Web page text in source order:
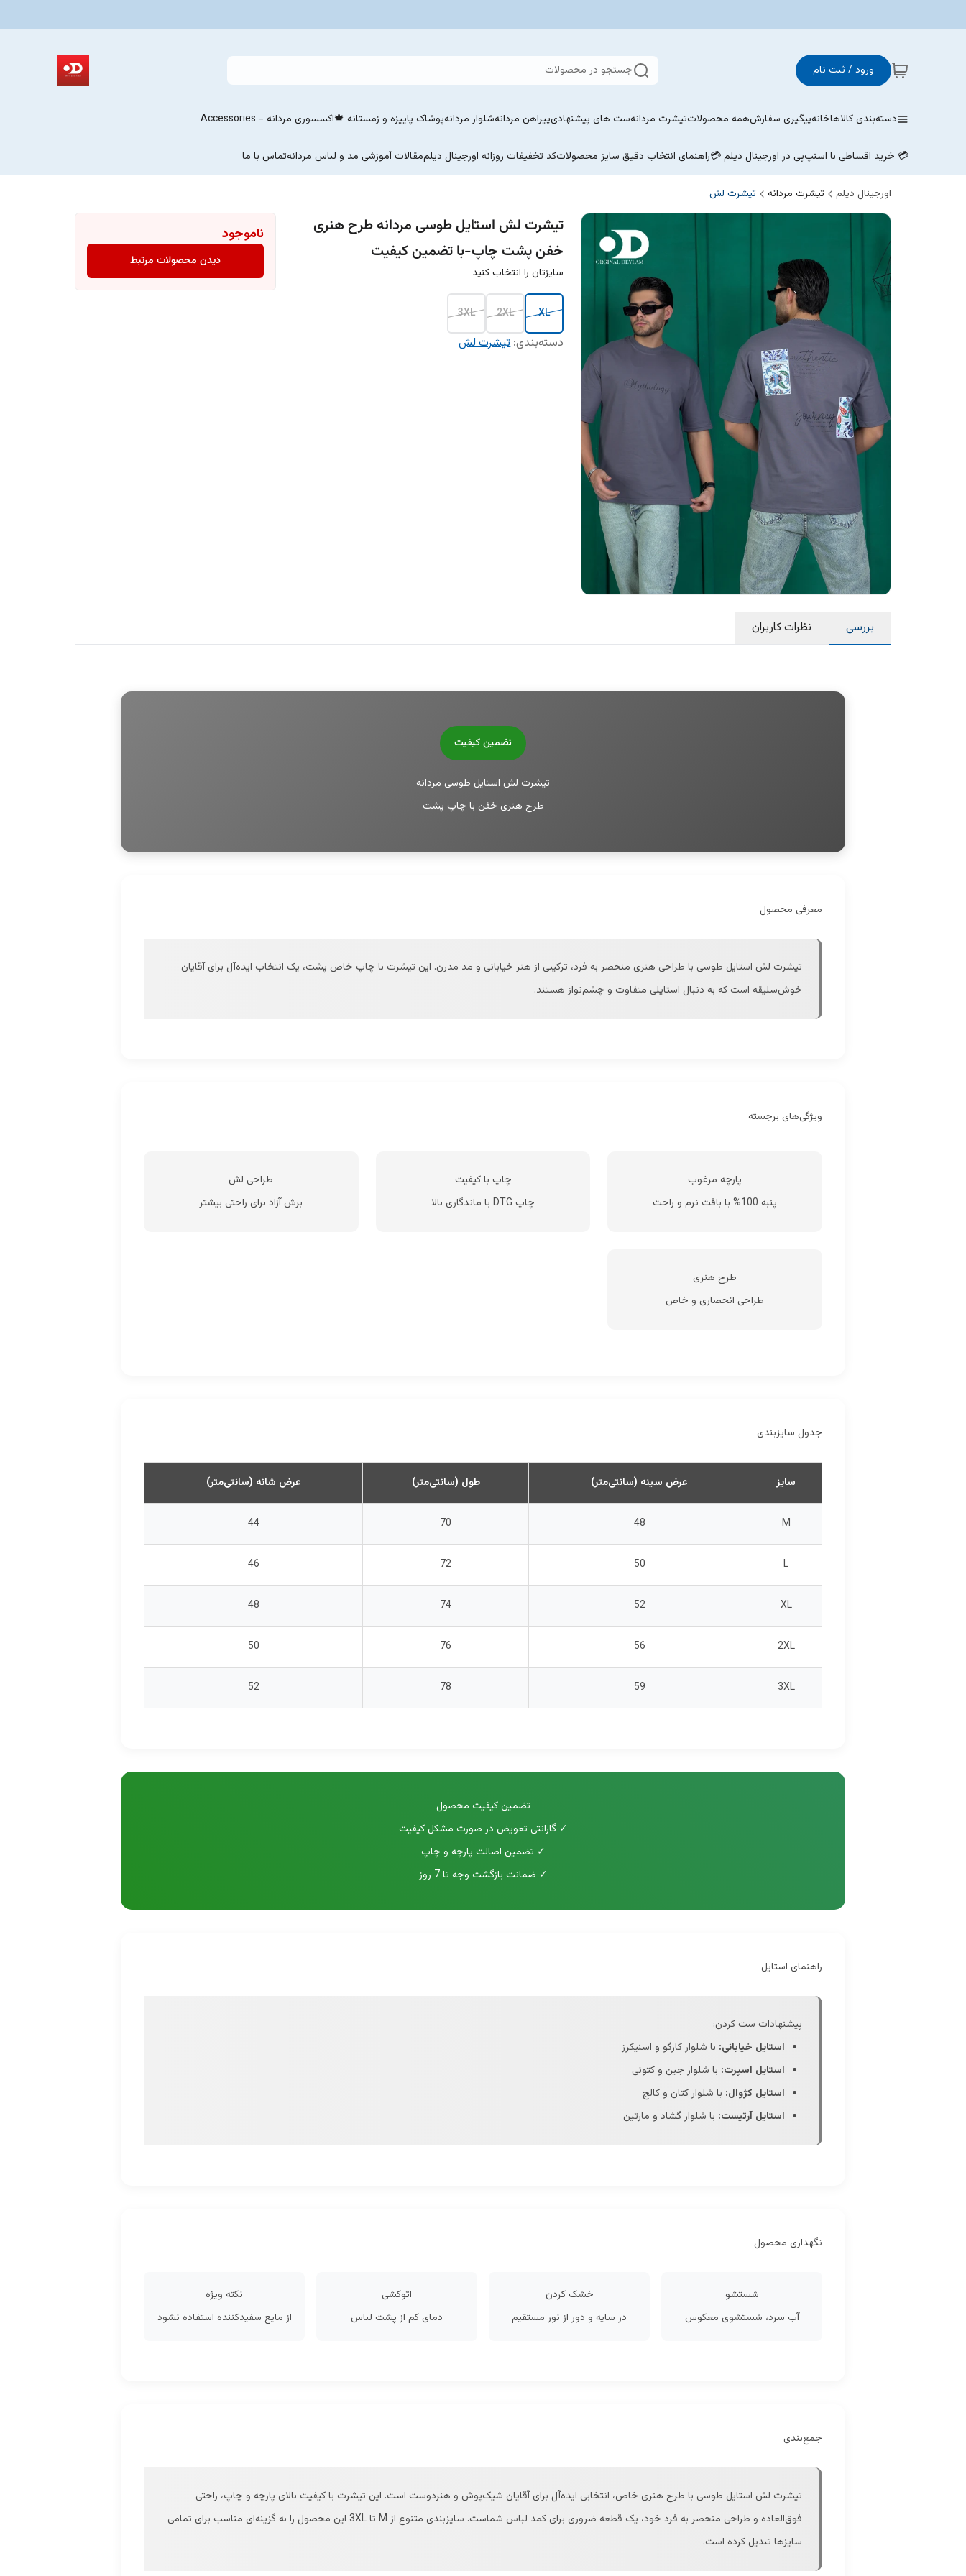
ورود / ثبت نام جستجو در محصولات
دسته‌بندی کالاهاخانهپیگیری سفارشهمه محصولاتتیشرت مردانهست های پیشنهادیپیراهن مردانهشلوار مردانهپوشاک پاییزه و زمستانه 🍁اکسسوری مردانه - Accessories
💳 خرید اقساطی با اسنپ‌پی در اورجینال دیلم 💳راهنمای انتخاب دقیق سایز محصولاتکد تخفیفات روزانه اورجینال دیلممقالات آموزشی مد و لباس مردانهتماس با ما
اورجینال دیلم تیشرت مردانه تیشرت لش
تیشرت لش استایل طوسی مردانه طرح هنری
خفن پشت چاپ-با تضمین کیفیت
سایزتان را انتخاب کنید
XL
2XL
3XL
دسته‌بندی:تیشرت لش
ناموجود
دیدن محصولات مرتبط
بررسی نظرات کاربران
تضمین کیفیت
تیشرت لش استایل طوسی مردانه
طرح هنری خفن با چاپ پشت
معرفی محصول
تیشرت لش استایل طوسی با طراحی هنری منحصر به فرد، ترکیبی از هنر خیابانی و مد مدرن. این تیشرت با چاپ خاص پشت، یک انتخاب ایده‌آل برای آقایان
خوش‌سلیقه است که به دنبال استایلی متفاوت و چشم‌نواز هستند.
ویژگی‌های برجسته
پارچه مرغوب
پنبه 100% با بافت نرم و راحت
چاپ با کیفیت
چاپ DTG با ماندگاری بالا
طراحی لش
برش آزاد برای راحتی بیشتر
طرح هنری
طراحی انحصاری و خاص
جدول سایزبندی
سایز عرض سینه (سانتی‌متر) طول (سانتی‌متر) عرض شانه (سانتی‌متر)
M
48
70
44
L
50
72
46
XL
52
74
48
2XL
56
76
50
3XL
59
78
52
تضمین کیفیت محصول
✓ گارانتی تعویض در صورت مشکل کیفیت
✓ تضمین اصالت پارچه و چاپ
✓ ضمانت بازگشت وجه تا 7 روز
راهنمای استایل
پیشنهادات ست کردن:
استایل خیابانی: با شلوار کارگو و اسنیکرز
استایل اسپرت: با شلوار جین و کتونی
استایل کژوال: با شلوار کتان و کالج
استایل آرتیست: با شلوار گشاد و مارتین
نگهداری محصول
شستشو
آب سرد، شستشوی معکوس
خشک کردن
در سایه و دور از نور مستقیم
اتوکشی
دمای کم از پشت لباس
نکته ویژه
از مایع سفیدکننده استفاده نشود
جمع‌بندی
تیشرت لش استایل طوسی با طرح هنری خاص، انتخابی ایده‌آل برای آقایان شیک‌پوش و هنردوست است. این تیشرت با کیفیت بالای پارچه و چاپ، راحتی
فوق‌العاده و طراحی منحصر به فرد خود، یک قطعه ضروری برای کمد لباس شماست. سایزبندی متنوع از M تا 3XL این محصول را به گزینه‌ای مناسب برای تمامی
سایزها تبدیل کرده است.